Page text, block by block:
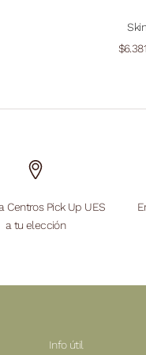
Centros Pick Up UES
a tu elección
Info útil